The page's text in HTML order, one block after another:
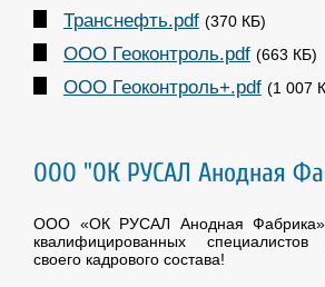
Транснефть.pdf (370 КБ)
ООО Геоконтроль.pdf (663 КБ)
ООО Геоконтроль+.pdf (1 007
ООО "ОК РУСАЛ Анодная
ООО «ОК РУСАЛ Анодная
квалифицированных
своего кадрового состава!